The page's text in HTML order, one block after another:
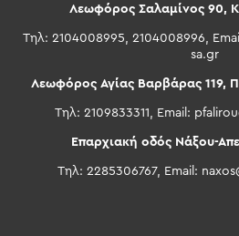
Λεωφόρος Σαλαμίνος 90,
Τηλ: 2104008995, 2104008996,
sa.gr
Λεωφόρος Αγίας Βαρβάρας 119,
Τηλ: 2109833311, Email:
Επαρχιακή οδός Νάξου-
Τηλ: 2285306767, Email: